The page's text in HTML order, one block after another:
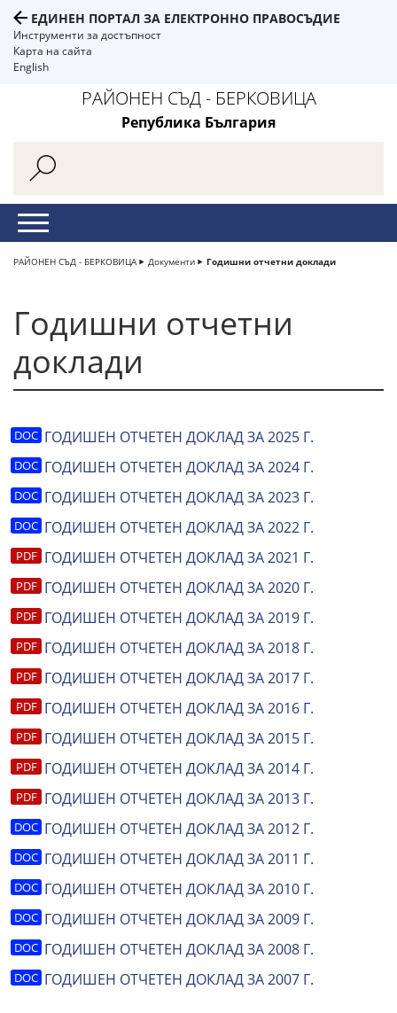
ЕДИНЕН ПОРТАЛ ЗА ЕЛЕКТРОННО ПРАВОСЪДИЕ
Инструменти за достъпност
Карта на сайта
English
РАЙОНЕН СЪД - БЕРКОВИЦА
Република България
РАЙОНЕН СЪД - БЕРКОВИЦА Документи Годишни отчетни доклади
Годишни отчетни
доклади
ГОДИШЕН ОТЧЕТЕН ДОКЛАД ЗА 2025 Г.
ГОДИШЕН ОТЧЕТЕН ДОКЛАД ЗА 2024 Г.
ГОДИШЕН ОТЧЕТЕН ДОКЛАД ЗА 2023 Г.
ГОДИШЕН ОТЧЕТЕН ДОКЛАД ЗА 2022 Г.
ГОДИШЕН ОТЧЕТЕН ДОКЛАД ЗА 2021 Г.
ГОДИШЕН ОТЧЕТЕН ДОКЛАД ЗА 2020 Г.
ГОДИШЕН ОТЧЕТЕН ДОКЛАД ЗА 2019 Г.
ГОДИШЕН ОТЧЕТЕН ДОКЛАД ЗА 2018 Г.
ГОДИШЕН ОТЧЕТЕН ДОКЛАД ЗА 2017 Г.
ГОДИШЕН ОТЧЕТЕН ДОКЛАД ЗА 2016 Г.
ГОДИШЕН ОТЧЕТЕН ДОКЛАД ЗА 2015 Г.
ГОДИШЕН ОТЧЕТЕН ДОКЛАД ЗА 2014 Г.
ГОДИШЕН ОТЧЕТЕН ДОКЛАД ЗА 2013 Г.
ГОДИШЕН ОТЧЕТЕН ДОКЛАД ЗА 2012 Г.
ГОДИШЕН ОТЧЕТЕН ДОКЛАД ЗА 2011 Г.
ГОДИШЕН ОТЧЕТЕН ДОКЛАД ЗА 2010 Г.
ГОДИШЕН ОТЧЕТЕН ДОКЛАД ЗА 2009 Г.
ГОДИШЕН ОТЧЕТЕН ДОКЛАД ЗА 2008 Г.
ГОДИШЕН ОТЧЕТЕН ДОКЛАД ЗА 2007 Г.